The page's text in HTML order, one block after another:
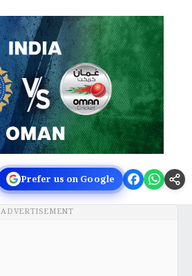
Prefer us on Google
ADVERTISEMENT